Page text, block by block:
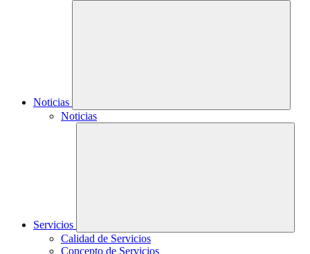
Noticias
Noticias
Servicios
Calidad de Servicios
Concepto de Servicios